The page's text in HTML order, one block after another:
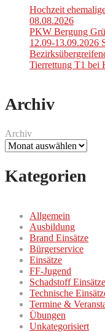
Hochzeit
08.08.2026
PKW Bergung
12.09-13.09.2026
Tierrettung T1 bei
Archiv
Archiv
Kategorien
Allgemein
Ausbildung
Brand Einsätze
Bürgerservice
Einsätze
FF-Jugend
Schadstoff Einsätze
Technische
Termine &
Übungen
Unkategorisiert